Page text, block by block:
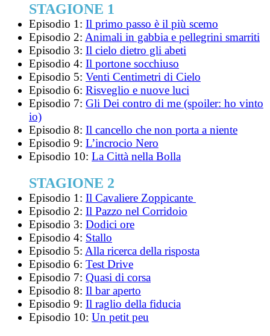
STAGIONE 1
Episodio 1: Il primo passo è il più scemo
Episodio 2: Animali in gabbia e pellegrini smarriti
Episodio 3: Il cielo dietro gli abeti
Episodio 4: Il portone socchiuso
Episodio 5: Venti Centimetri di Cielo
Episodio 6: Risveglio e nuove luci
Episodio 7: Gli Dei contro di me (spoiler: ho vinto
io)
Episodio 8: Il cancello che non porta a niente
Episodio 9: L’incrocio Nero
Episodio 10: La Città nella Bolla
STAGIONE 2
Episodio 1: Il Cavaliere Zoppicante
Episodio 2: Il Pazzo nel Corridoio
Episodio 3: Dodici ore
Episodio 4: Stallo
Episodio 5: Alla ricerca della risposta
Episodio 6: Test Drive
Episodio 7: Quasi di corsa
Episodio 8: Il bar aperto
Episodio 9: Il raglio della fiducia
Episodio 10: Un petit peu